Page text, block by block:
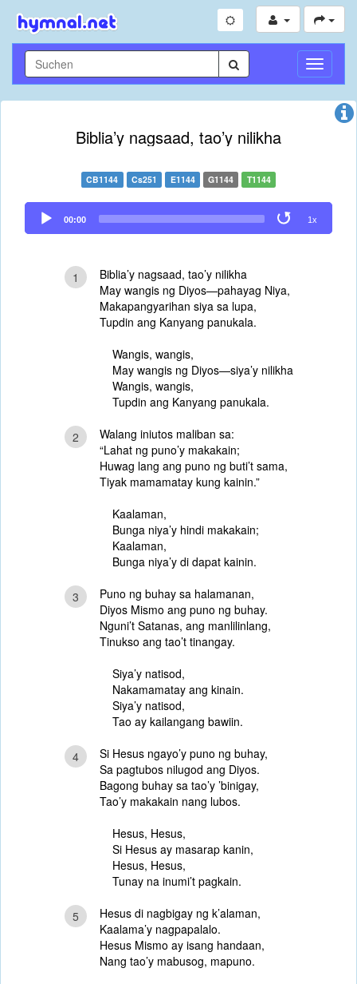
Biblia’y nagsaad, tao’y nilikha
CB1144 Cs251 E1144 G1144 T1144
Audio
Player
00:00 1x
1
Biblia’y nagsaad, tao’y nilikha
May wangis ng Diyos—pahayag Niya,
Makapangyarihan siya sa lupa,
Tupdin ang Kanyang panukala.
Wangis, wangis,
May wangis ng Diyos—siya’y nilikha
Wangis, wangis,
Tupdin ang Kanyang panukala.
2
Walang iniutos maliban sa:
“Lahat ng puno’y makakain;
Huwag lang ang puno ng buti’t sama,
Tiyak mamamatay kung kainin.”
Kaalaman,
Bunga niya’y hindi makakain;
Kaalaman,
Bunga niya’y di dapat kainin.
3
Puno ng buhay sa halamanan,
Diyos Mismo ang puno ng buhay.
Nguni’t Satanas, ang manlilinlang,
Tinukso ang tao’t tinangay.
Siya’y natisod,
Nakamamatay ang kinain.
Siya’y natisod,
Tao ay kailangang bawiin.
4
Si Hesus ngayo’y puno ng buhay,
Sa pagtubos nilugod ang Diyos.
Bagong buhay sa tao’y ’binigay,
Tao’y makakain nang lubos.
Hesus, Hesus,
Si Hesus ay masarap kanin,
Hesus, Hesus,
Tunay na inumi’t pagkain.
5
Hesus di nagbigay ng k’alaman,
Kaalama’y nagpapalalo.
Hesus Mismo ay isang handaan,
Nang tao’y mabusog, mapuno.